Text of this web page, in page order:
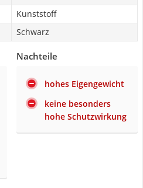
Kunststoff
Schwarz
Nachteile
hohes Eigengewicht
keine besonders
hohe Schutzwirkung